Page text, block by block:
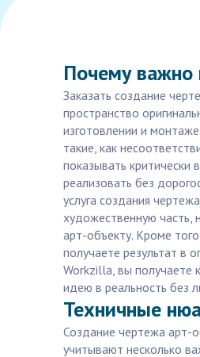
Почему важно
Заказать создание
пространство
изготовлении и
такие, как
показывать
реализовать без
услуга создания
художественную часть,
арт-объекту. Кроме
получаете результат в
Workzilla, вы получаете
идею в реальность без
Техничные
Создание чертежа арт-
учитывают несколько